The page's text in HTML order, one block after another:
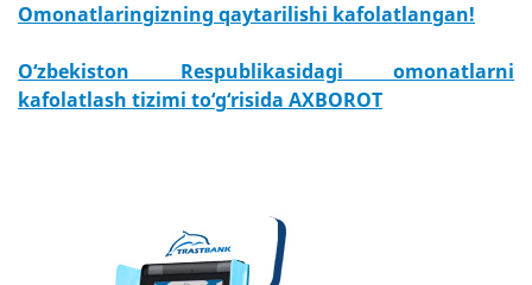
Omonatlaringizning qaytarilishi kafolatlangan!
O‘zbekiston Respublikasidagi omonatlarni
kafolatlash tizimi to‘g‘risida AXBOROT